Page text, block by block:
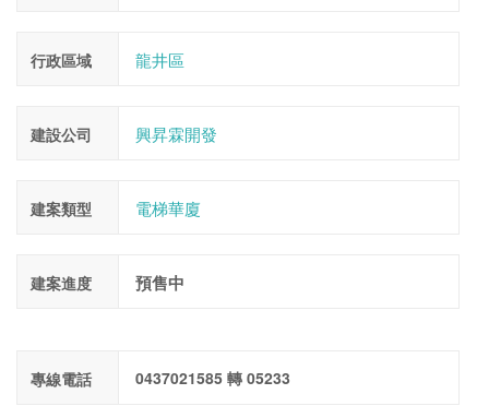
行政區域 龍井區
建設公司 興昇霖開發
建案類型 電梯華廈
建案進度 預售中
專線電話 0437021585 轉 05233